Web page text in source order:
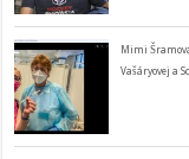
Mimi
Vašáryovej a